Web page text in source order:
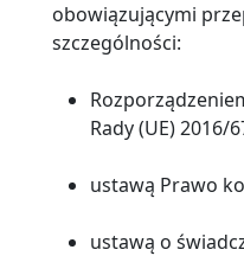
obowiązującymi
szczególności:
Rady (UE) 2016/
ustawą Prawo
ustawą o